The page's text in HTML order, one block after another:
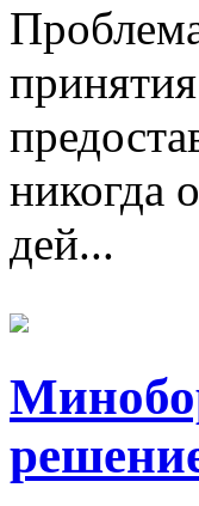
никогда
дей...